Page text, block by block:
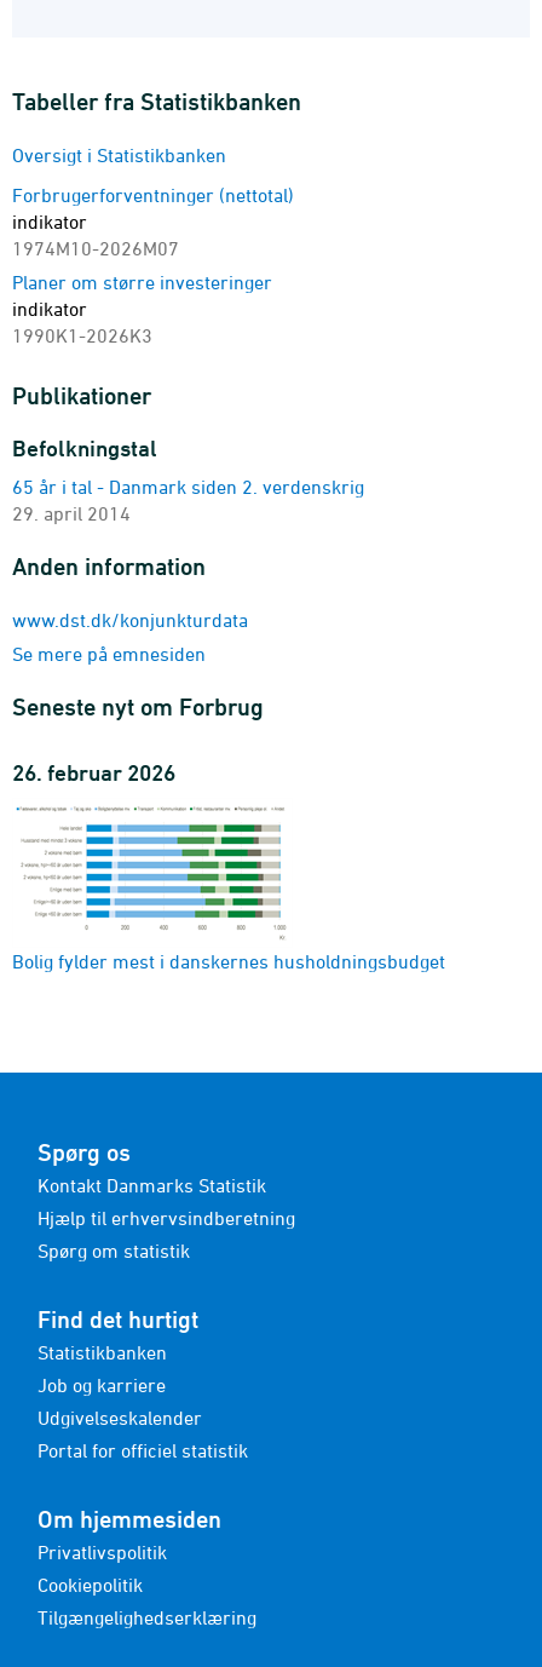
Tabeller fra Statistikbanken
Oversigt i Statistikbanken
Forbrugerforventninger (nettotal)
indikator
1974M10-2026M07
Planer om større investeringer
indikator
1990K1-2026K3
Publikationer
Befolkningstal
65 år i tal - Danmark siden 2. verdenskrig
29. april 2014
Anden information
www.dst.dk/konjunkturdata
Se mere på emnesiden
Seneste nyt om Forbrug
26. februar 2026
Bolig fylder mest i danskernes husholdningsbudget
Spørg os
Kontakt Danmarks Statistik
Hjælp til erhvervsindberetning
Spørg om statistik
Find det hurtigt
Statistikbanken
Job og karriere
Udgivelseskalender
Portal for officiel statistik
Om hjemmesiden
Privatlivspolitik
Cookiepolitik
Tilgængelighedserklæring